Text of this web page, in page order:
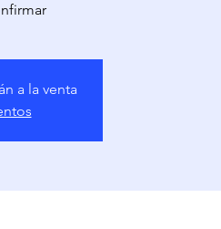
a la venta